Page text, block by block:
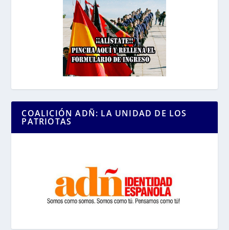
COALICIÓN ADÑ: LA UNIDAD DE LOS
PATRIOTAS